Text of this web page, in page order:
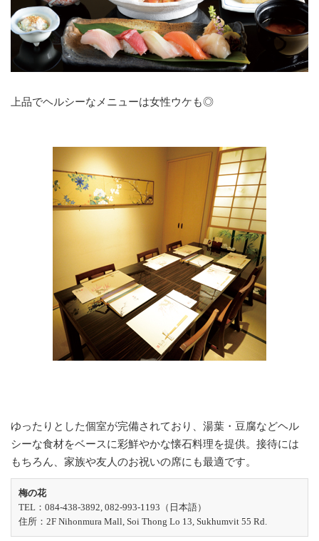
上品でヘルシーなメニューは女性ウケも◎
ゆったりとした個室が完備されており、湯葉・豆腐などヘル
シーな食材をベースに彩鮮やかな懐石料理を提供。接待には
もちろん、家族や友人のお祝いの席にも最適です。
梅の花
TEL：084-438-3892, 082-993-1193（日本語）
住所：2F Nihonmura Mall, Soi Thong Lo 13, Sukhumvit 55 Rd.